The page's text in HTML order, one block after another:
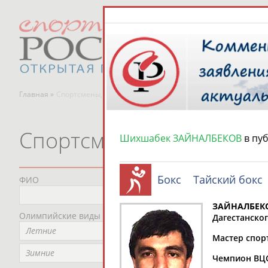
Главная » Спортсмены, тренеры и специалисты
Спортсмены, тренеры
ФИО
Олимпийские виды спорта
Летние
Зимние
Шихшабек ЗАЙНАЛБЕКОВ в
Бокс Тайский бокс
Мастер
Чемпион